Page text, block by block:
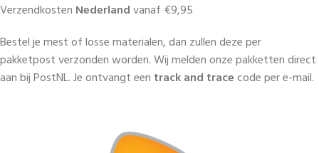
Verzendkosten Nederlandvanaf €9,95
Bestel je mest of losse materialen, dan zullen deze per
pakketpost verzonden worden. Wij melden onze pakketten direct
aan bij PostNL. Je ontvangt een track and tracecode per e-mail.